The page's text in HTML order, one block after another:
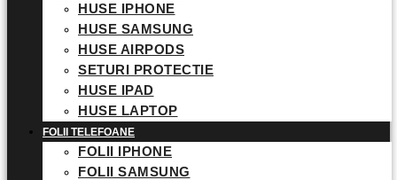
HUSE IPHONE
HUSE SAMSUNG
HUSE AIRPODS
SETURI PROTECTIE
HUSE IPAD
HUSE LAPTOP
FOLII TELEFOANE
FOLII IPHONE
FOLII SAMSUNG